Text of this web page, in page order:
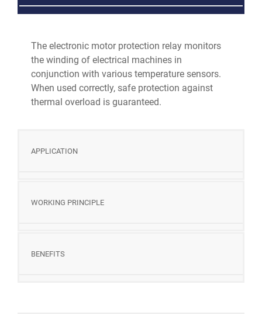
The electronic motor protection relay monitors
the winding of electrical machines in
conjunction with various temperature sensors.
When used correctly, safe protection against
thermal overload is guaranteed.
APPLICATION
WORKING PRINCIPLE
BENEFITS